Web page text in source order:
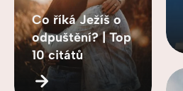
Co říká Ježíš o
odpuštění? | Top
10 citátů